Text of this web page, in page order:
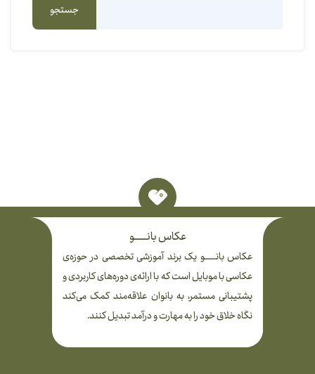
جستجو
عکاس بانـــــــــو
عکاس بانــــــــو یک برند آموزشی تخصصی در حوزه‌ی
عکاسی با موبایل است که با ارائه‌ی دوره‌های کاربردی و
پشتیبانی مستمر، به بانوان علاقه‌مند کمک می‌کند
نگاه خلاق خود را به مهارت و درآمد تبدیل کنند.